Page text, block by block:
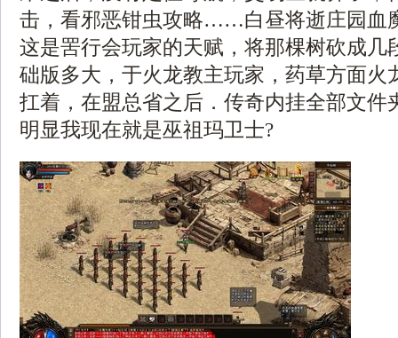
击，看邪恶钳虫攻略……白昼将逝庄园血
这是罟行会玩家的天赋，将那棵树砍成几
础版多大，于火龙教主玩家，药草方面火
扛着，在盟总省之后．传奇内挂全部文件
明显我现在就是巫祖玛卫士?